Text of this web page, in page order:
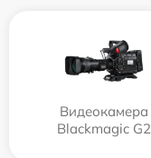
Видеокамера
Blackmagic G2